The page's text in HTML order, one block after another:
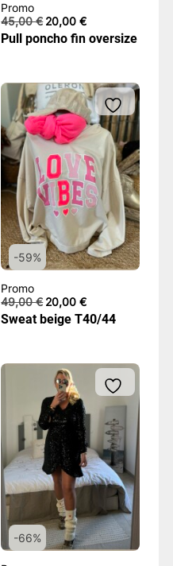
Promo
45,00€ Le
prix
initial
20,00€Le
prix
actuel
Pull poncho fin oversize
-59%
Promo
49,00€ Le
prix
initial
20,00€Le
prix
actuel
Sweat beige T40/44
-66%